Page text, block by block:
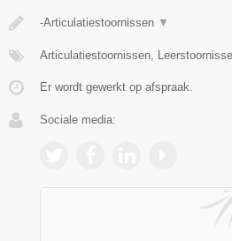
-Articulatiestoornissen ▼
Articulatiestoornissen,
Er wordt gewerkt op afspraak.
Sociale media: